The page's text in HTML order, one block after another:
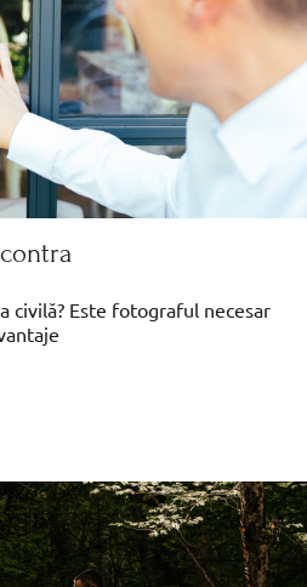
civilă? Este fotograful necesar